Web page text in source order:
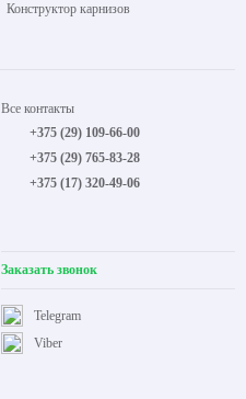
Конструктор карнизов
Все контакты
+375 (29) 109-66-00
+375 (29) 765-83-28
+375 (17) 320-49-06
Заказать звонок
Viber
Telegram